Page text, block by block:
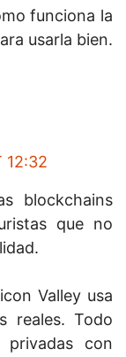
funciona la
usarla bien.
12:32
blockchains
que no
Valley usa
reales. Todo
con